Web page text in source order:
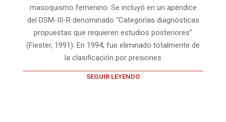
masoquismo femenino. Se incluyó en un apéndice
del DSM-III-R denominado “Categorías diagnósticas
propuestas que requieren estudios posteriores”
(Fiester, 1991). En 1994, fue eliminado totalmente de
la clasificación por presiones
SEGUIR LEYENDO